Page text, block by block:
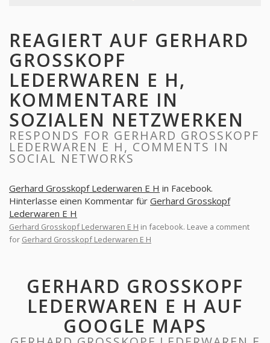
REAGIERT AUF GERHARD
GROSSKOPF
LEDERWAREN E H,
KOMMENTARE IN
SOZIALEN NETZWERKEN
RESPONDS FOR GERHARD GROSSKOPF
LEDERWAREN E H, COMMENTS IN
SOCIAL NETWORKS
Gerhard Grosskopf Lederwaren E H in Facebook.
Hinterlasse einen Kommentar für Gerhard Grosskopf
Lederwaren E H
Gerhard Grosskopf Lederwaren E H in facebook. Leave a comment
for Gerhard Grosskopf Lederwaren E H
GERHARD GROSSKOPF
LEDERWAREN E H AUF
GOOGLE MAPS